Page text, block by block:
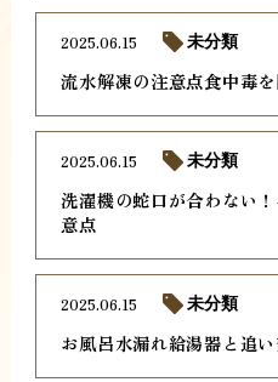
流水解凍の注意点食中毒
2025.06.15 未分類
洗濯機の蛇口が合わない
意点
2025.06.15 未分類
お風呂水漏れ給湯器と追
2025.06.15 未分類